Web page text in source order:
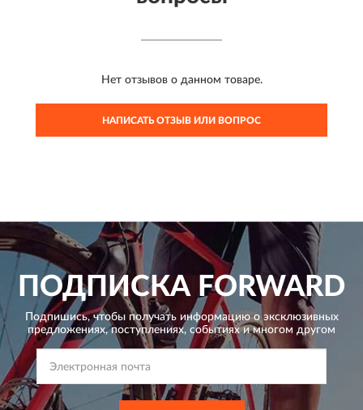
Нет отзывов о данном товаре.
НАПИСАТЬ ОТЗЫВ ИЛИ ВОПРОС
ПОДПИСКАFORWARD
Подпишись, чтобы получать информацию о эксклюзивных
предложениях,поступлениях, событиях и многом другом